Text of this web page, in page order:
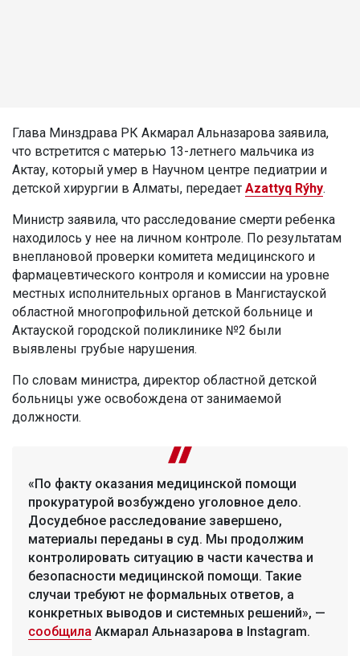
Глава Минздрава РК Акмарал Альназарова заявила,
что встретится с матерью 13-летнего мальчика из
Актау, который умер в Научном центре педиатрии и
детской хирургии в Алматы, передает Azattyq Rýhy.
Министр заявила, что расследование смерти ребенка
находилось у нее на личном контроле. По результатам
внеплановой проверки комитета медицинского и
фармацевтического контроля и комиссии на уровне
местных исполнительных органов в Мангистауской
областной многопрофильной детской больнице и
Актауской городской поликлинике №2 были
выявлены грубые нарушения.
По словам министра, директор областной детской
больницы уже освобождена от занимаемой
должности.
«По факту оказания медицинской помощи
прокуратурой возбуждено уголовное дело.
Досудебное расследование завершено,
материалы переданы в суд. Мы продолжим
контролировать ситуацию в части качества и
безопасности медицинской помощи. Такие
случаи требуют не формальных ответов, а
конкретных выводов и системных решений», —
сообщила Акмарал Альназарова в Instagram.